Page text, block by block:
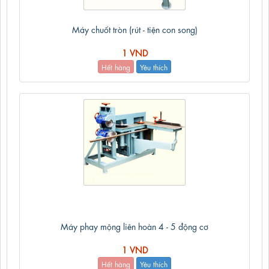
Máy chuốt tròn (rút - tiện con song)
1 VND
Hết hàng Yêu thích
Máy phay mộng liên hoàn 4 - 5 động cơ
1 VND
Hết hàng Yêu thích